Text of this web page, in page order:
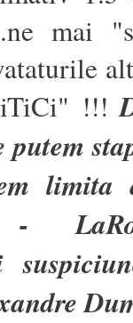
mai
!!!
putem
limita